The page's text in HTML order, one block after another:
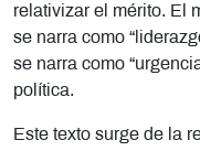
relativizar el mérito. El
se narra como
se narra como
política.
Este texto surge de la